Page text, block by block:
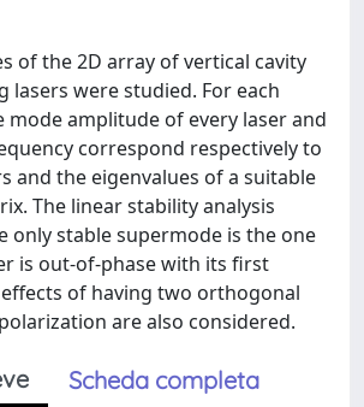
of the 2D array of vertical cavity
lasers were studied. For each
mode amplitude of every laser and
correspond respectively to
and the eigenvalues of a suitable
The linear stability analysis
only stable supermode is the one
is out-of-phase with its first
of having two orthogonal
are also considered.
Scheda completa